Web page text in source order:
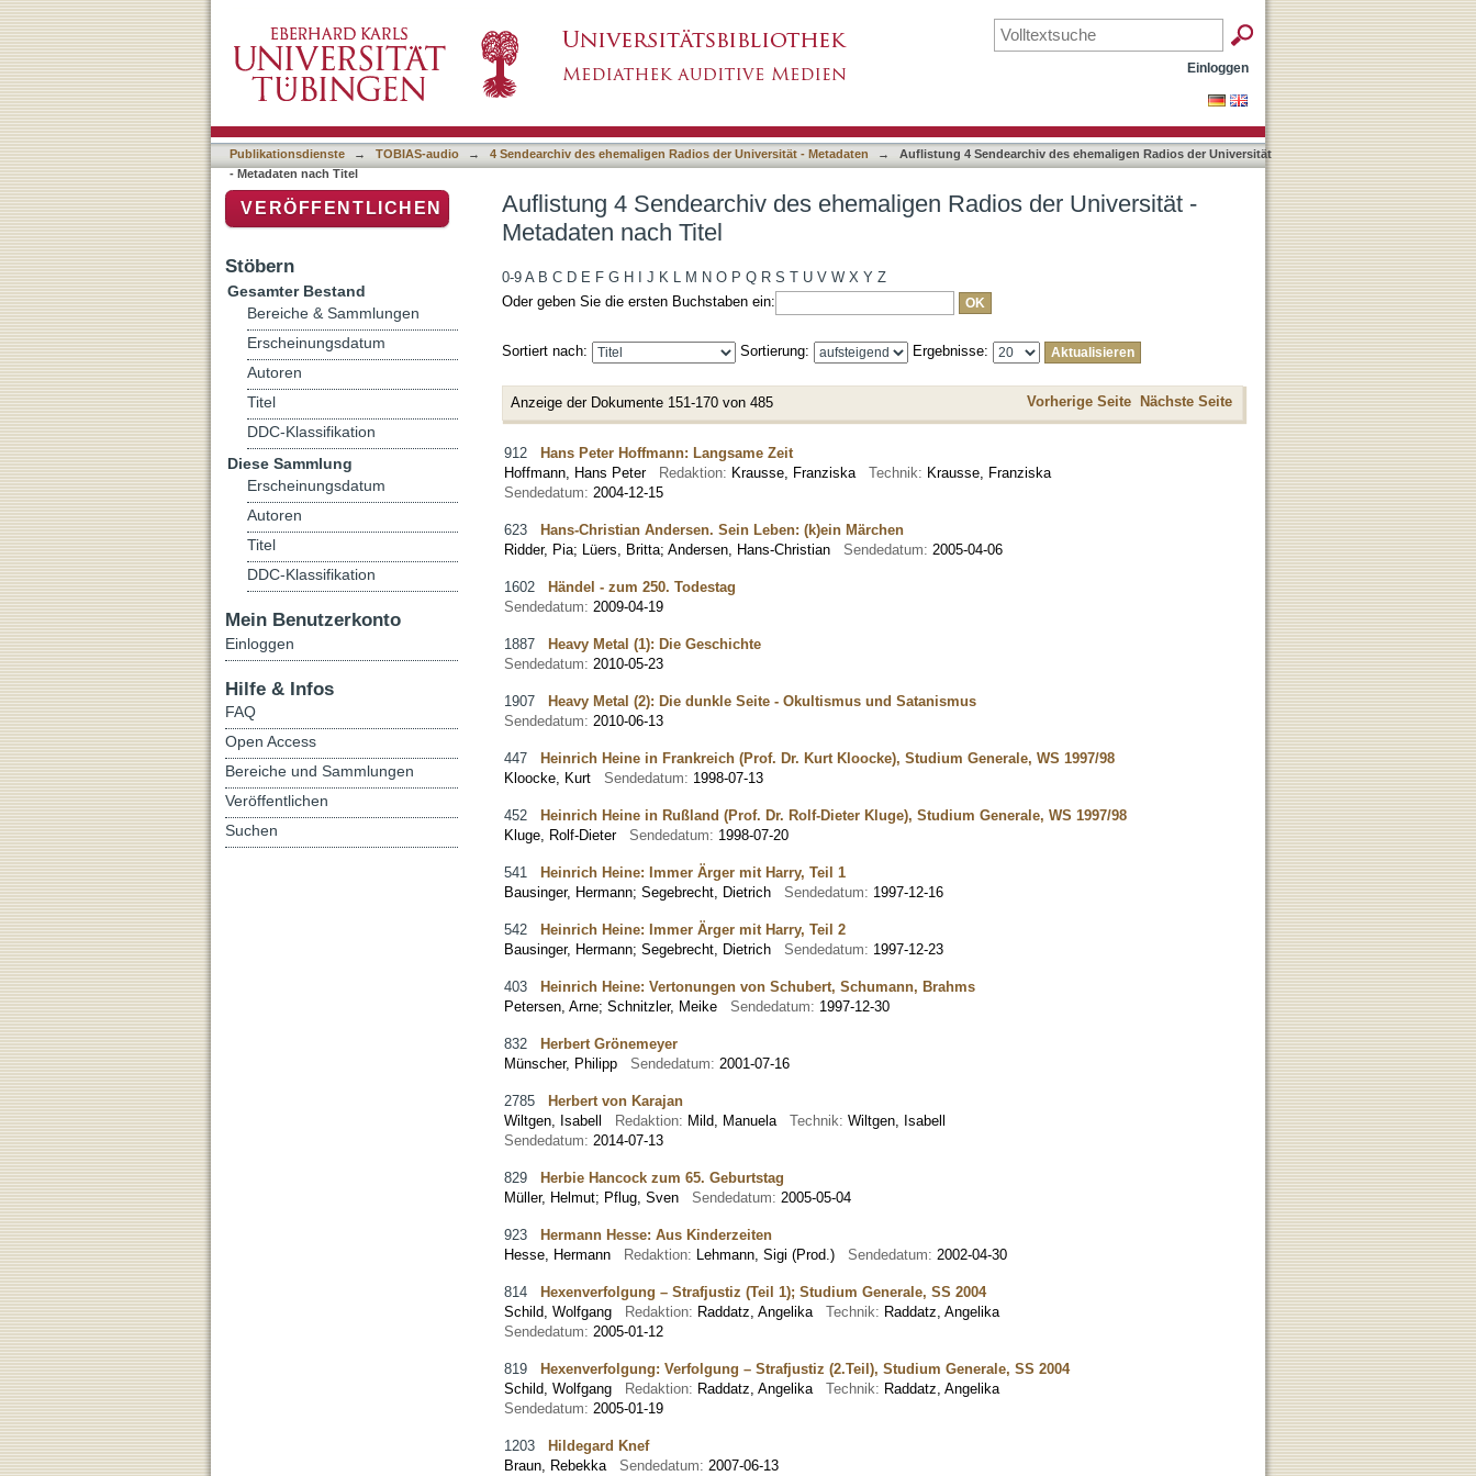
Auflistung 4 Sendearchiv des ehemaligen Radios der Universität - Metadaten nach Titel
Einloggen
Publikationsdienste → TOBIAS-audio → 4 Sendearchiv des ehemaligen Radios der Universität - Metadaten →
Auflistung 4 Sendearchiv des ehemaligen Radios der Universität
- Metadaten nach Titel
Auflistung 4 Sendearchiv des ehemaligen Radios der Universität -
Metadaten nach Titel
0-9 A B C D E F G H J K L M N O P Q R S T U V W X Y Z
Oder geben Sie die ersten Buchstaben ein:
Sortiert nach: Sortierung: Ergebnisse:
Anzeige der Dokumente 151-170 von 485 Vorherige Seite Nächste Seite
912 Hans Peter Hoffmann: Langsame Zeit
Hoffmann, Hans Peter
Redaktion: Krausse, Franziska Technik: Krausse, Franziska
Sendedatum: 2004-12-15
623 Hans-Christian Andersen. Sein Leben: (k)ein Märchen
Ridder, Pia; Lüers, Britta; Andersen, Hans-Christian Sendedatum: 2005-04-06
1602 Händel - zum 250. Todestag
Sendedatum: 2009-04-19
1887 Heavy Metal (1): Die Geschichte
Sendedatum: 2010-05-23
1907 Heavy Metal (2): Die dunkle Seite - Okultismus und Satanismus
Sendedatum: 2010-06-13
447 Heinrich Heine in Frankreich (Prof. Dr. Kurt Kloocke), Studium Generale, WS 1997/98
Kloocke, Kurt
Sendedatum: 1998-07-13
452 Heinrich Heine in Rußland (Prof. Dr. Rolf-Dieter Kluge), Studium Generale, WS 1997/98
Kluge, Rolf-Dieter
Sendedatum: 1998-07-20
541 Heinrich Heine: Immer Ärger mit Harry, Teil 1
Bausinger, Hermann; Segebrecht, Dietrich Sendedatum: 1997-12-16
542 Heinrich Heine: Immer Ärger mit Harry, Teil 2
Bausinger, Hermann; Segebrecht, Dietrich Sendedatum: 1997-12-23
403 Heinrich Heine: Vertonungen von Schubert, Schumann, Brahms
Petersen, Arne; Schnitzler, Meike Sendedatum: 1997-12-30
832 Herbert Grönemeyer
Münscher, Philipp
Sendedatum: 2001-07-16
2785 Herbert von Karajan
Wiltgen, Isabell
Redaktion: Mild, Manuela Technik: Wiltgen, Isabell
Sendedatum: 2014-07-13
829 Herbie Hancock zum 65. Geburtstag
Müller, Helmut; Pflug, Sven Sendedatum: 2005-05-04
923 Hermann Hesse: Aus Kinderzeiten
Hesse, Hermann
Redaktion: Lehmann, Sigi (Prod.) Sendedatum: 2002-04-30
814 Hexenverfolgung – Strafjustiz (Teil 1); Studium Generale, SS 2004
Schild, Wolfgang
Redaktion: Raddatz, Angelika Technik: Raddatz, Angelika
Sendedatum: 2005-01-12
819 Hexenverfolgung: Verfolgung – Strafjustiz (2.Teil), Studium Generale, SS 2004
Schild, Wolfgang
Redaktion: Raddatz, Angelika Technik: Raddatz, Angelika
Sendedatum: 2005-01-19
1203 Hildegard Knef
Braun, Rebekka
Sendedatum: 2007-06-13
VERÖFFENTLICHEN
Stöbern
Gesamter Bestand
Bereiche & Sammlungen
Erscheinungsdatum
Autoren
Titel
DDC-Klassifikation
Diese Sammlung
Erscheinungsdatum
Autoren
Titel
DDC-Klassifikation
Mein Benutzerkonto
Einloggen
Hilfe & Infos
FAQ
Open Access
Bereiche und Sammlungen
Veröffentlichen
Suchen